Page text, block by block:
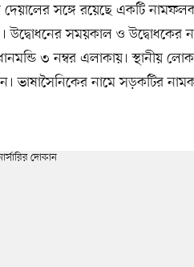
সঙ্গে রয়েছে একটি
উদ্বোধনের সময়কাল ও
৩ নম্বর এলাকায়। স্থানীয়
ভাষাসৈনিকের নামে সড়কটির